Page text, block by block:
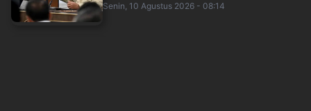
Senin, 10 Agustus 2026 - 08:14